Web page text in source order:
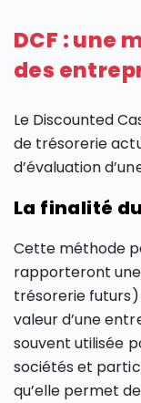
DCF : une
des
Le Discounted
de trésorerie
d’évaluation
La finalité
Cette méthode
rapporteront
trésorerie futurs)
valeur d’une
souvent utilisée
sociétés et
qu’elle permet